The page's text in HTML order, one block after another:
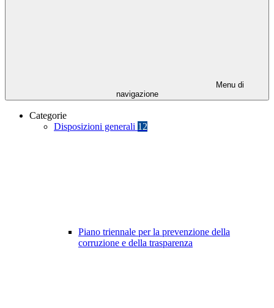
Menu di
navigazione
Categorie
Disposizioni generali 12
Piano triennale per la prevenzione della
corruzione e della trasparenza